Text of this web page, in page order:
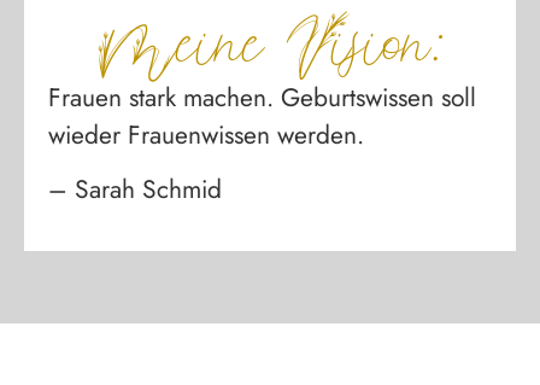
Meine Vision:
Frauen stark machen. Geburtswissen soll
wieder Frauenwissen werden.
– Sarah Schmid